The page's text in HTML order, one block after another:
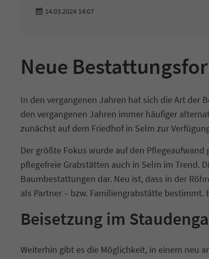
14.03.2024 14:07
Neue
In den vergangenen Jahren hat sich die Art der
den vergangenen Jahren immer häufiger
zunächst auf dem Friedhof in Selm zur
Der größte Fokus wurde auf den
pflegefreie Grabstätten auch in Selm im Trend.
Baumbestattungen dar. Neu ist, dass in der
als Partner – bzw. Familiengrabstätte
Beisetzung im
Weiterhin gibt es die Möglichkeit, in einem neu